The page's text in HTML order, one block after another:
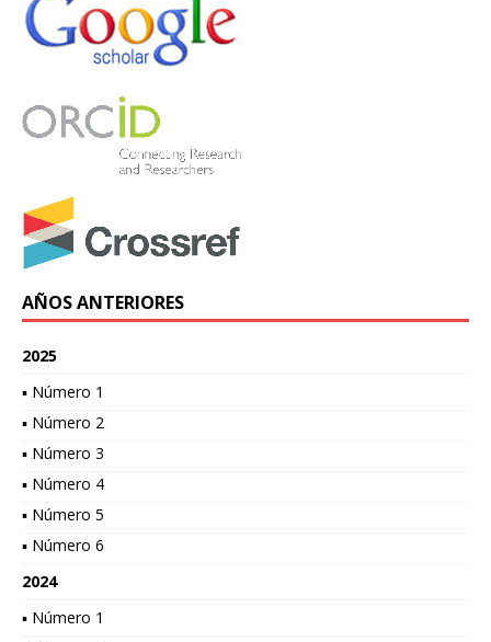
AÑOS ANTERIORES
2025
▪ Número 1
▪ Número 2
▪ Número 3
▪ Número 4
▪ Número 5
▪ Número 6
2024
▪ Número 1